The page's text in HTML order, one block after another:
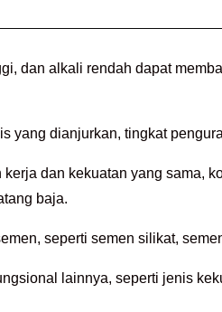
dan alkali rendah dapat
yang dianjurkan, tingkat
dan kekuatan yang sama,
baja.
seperti semen silikat,
lainnya, seperti jenis